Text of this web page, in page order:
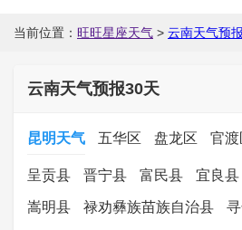
当前位置： 旺旺星座天气 > 云南天气预
云南天气预报30天
昆明天气 五华区 盘龙区 官渡
呈贡县 晋宁县 富民县 宜良县
嵩明县 禄劝彝族苗族自治县